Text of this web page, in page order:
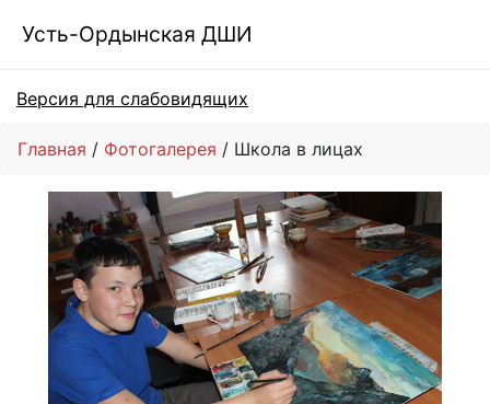
Усть-Ордынская ДШИ
Версия для слабовидящих
Главная Фотогалерея Школа в лицах